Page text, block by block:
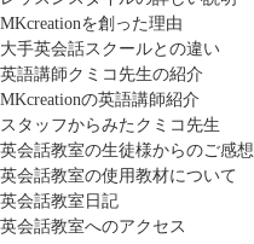
MKcreationを創った理由
大手英会話スクールとの違い
英語講師クミコ先生の紹介
MKcreationの英語講師紹介
スタッフからみたクミコ先生
英会話教室の生徒様からのご感想
英会話教室の使用教材について
英会話教室日記
英会話教室へのアクセス